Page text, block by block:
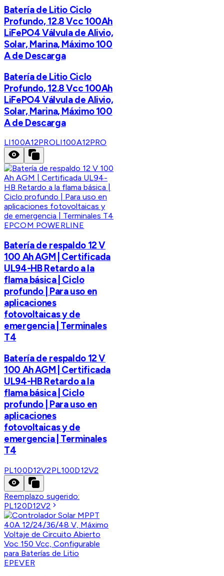
Batería de Litio Ciclo
Profundo, 12.8 Vcc 100Ah
LiFePO4 Válvula de Alivio,
Solar, Marina, Máximo 100
A de Descarga
Batería de Litio Ciclo
Profundo, 12.8 Vcc 100Ah
LiFePO4 Válvula de Alivio,
Solar, Marina, Máximo 100
A de Descarga
LI100A12PROLI100A12PRO
EPCOM POWERLINE
Batería de respaldo 12 V
100 Ah AGM | Certificada
UL94-HB Retardo a la
flama básica | Ciclo
profundo | Para uso en
aplicaciones
fotovoltaicas y de
emergencia | Terminales
T4
Batería de respaldo 12 V
100 Ah AGM | Certificada
UL94-HB Retardo a la
flama básica | Ciclo
profundo | Para uso en
aplicaciones
fotovoltaicas y de
emergencia | Terminales
T4
PL100D12V2PL100D12V2
Reemplazo sugerido:
PL120D12V2
EPEVER